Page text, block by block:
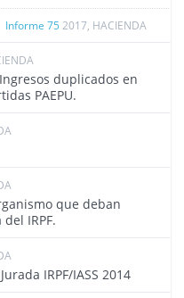
Informe 75 2017, HACIENDA
duplicados en
PAEPU.
que deban
IRPF.
IRPF/IASS 2014